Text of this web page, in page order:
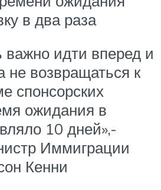
в два раза
важно идти вперед и
не возвращаться к
спонсорских
ожидания в
10 дней»,-
Иммиграции
Кенни